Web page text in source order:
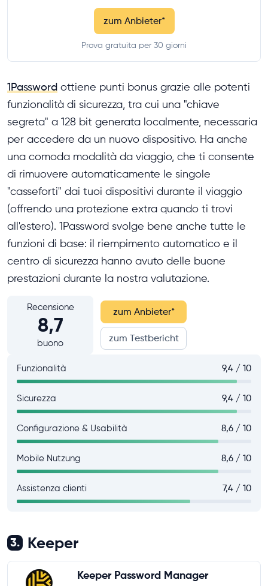
zum Anbieter*
Prova gratuita per 30 giorni
1Password ottiene punti bonus grazie alle potenti
funzionalità di sicurezza, tra cui una "chiave
segreta" a 128 bit generata localmente, necessaria
per accedere da un nuovo dispositivo. Ha anche
una comoda modalità da viaggio, che ti consente
di rimuovere automaticamente le singole
"casseforti" dai tuoi dispositivi durante il viaggio
(offrendo una protezione extra quando ti trovi
all'estero). 1Password svolge bene anche tutte le
funzioni di base: il riempimento automatico e il
centro di sicurezza hanno avuto delle buone
prestazioni durante la nostra valutazione.
Recensione
8,7
buono
zum Anbieter*
zum Testbericht
Funzionalità 9,4 / 10
Sicurezza 9,4 / 10
Configurazione & Usabilità 8,6 / 10
Mobile Nutzung 8,6 / 10
Assistenza clienti 7,4 / 10
3. Keeper
Keeper Password Manager